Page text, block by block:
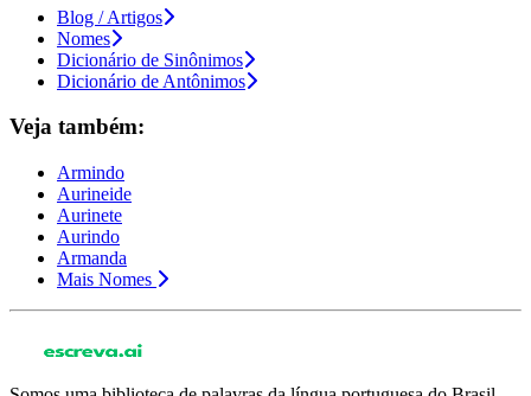
Blog / Artigos
Nomes
Dicionário de Sinônimos
Dicionário de Antônimos
Veja também:
Armindo
Aurineide
Aurinete
Aurindo
Armanda
Mais Nomes